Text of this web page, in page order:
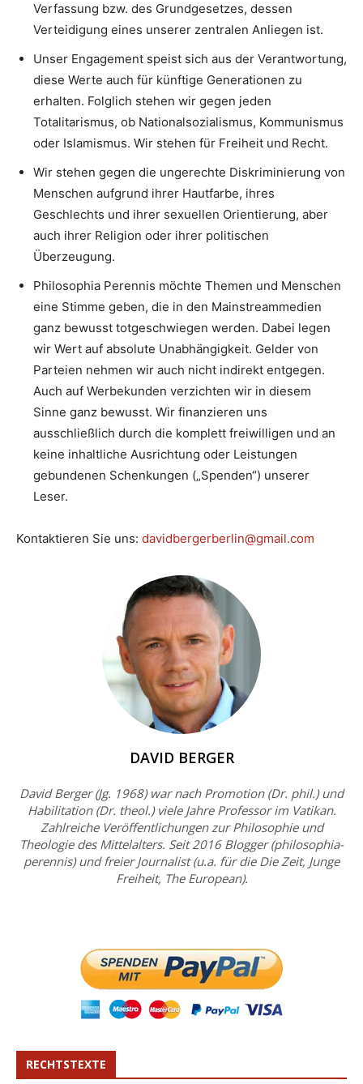
Verfassung bzw. des Grundgesetzes, dessen
Verteidigung eines unserer zentralen Anliegen ist.
Unser Engagement speist sich aus der Verantwortung,
diese Werte auch für künftige Generationen zu
erhalten. Folglich stehen wir gegen jeden
Totalitarismus, ob Nationalsozialismus, Kommunismus
oder Islamismus. Wir stehen für Freiheit und Recht.
Wir stehen gegen die ungerechte Diskriminierung von
Menschen aufgrund ihrer Hautfarbe, ihres
Geschlechts und ihrer sexuellen Orientierung, aber
auch ihrer Religion oder ihrer politischen
Überzeugung.
Philosophia Perennis möchte Themen und Menschen
eine Stimme geben, die in den Mainstreammedien
ganz bewusst totgeschwiegen werden. Dabei legen
wir Wert auf absolute Unabhängigkeit. Gelder von
Parteien nehmen wir auch nicht indirekt entgegen.
Auch auf Werbekunden verzichten wir in diesem
Sinne ganz bewusst. Wir finanzieren uns
ausschließlich durch die komplett freiwilligen und an
keine inhaltliche Ausrichtung oder Leistungen
gebundenen Schenkungen („Spenden“) unserer
Leser.
Kontaktieren Sie uns: davidbergerberlin@gmail.com
DAVID BERGER
David Berger (Jg. 1968) war nach Promotion (Dr. phil.) und
Habilitation (Dr. theol.) viele Jahre Professor im Vatikan.
Zahlreiche Veröffentlichungen zur Philosophie und
Theologie des Mittelalters. Seit 2016 Blogger (philosophia-
perennis) und freier Journalist (u.a. für die Die Zeit, Junge
Freiheit, The European).
RECHTSTEXTE